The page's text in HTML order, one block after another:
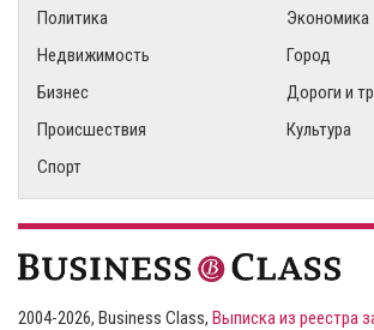
Политика
Экономика
Недвижимость
Город
Бизнес
Дороги и
Происшествия
Культура
Спорт
2004-2026, Business Class, Выписка из реестра